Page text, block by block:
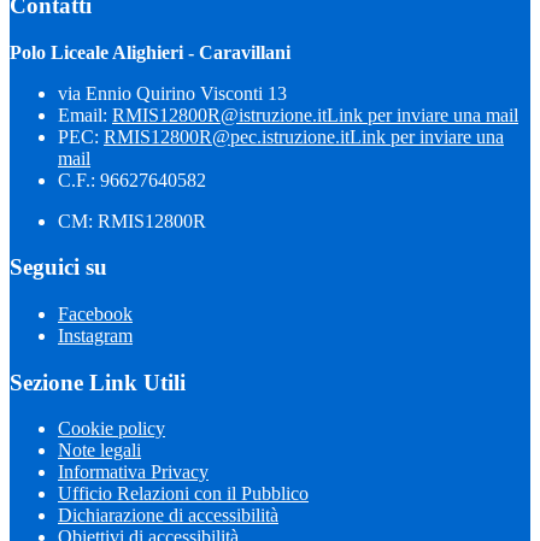
Contatti
Polo Liceale Alighieri - Caravillani
via Ennio Quirino Visconti 13
Email: RMIS12800R@istruzione.itLink per inviare una mail
PEC: RMIS12800R@pec.istruzione.itLink per inviare una
mail
C.F.: 96627640582
CM: RMIS12800R
Seguici su
Facebook
Instagram
Sezione Link Utili
Cookie policy
Note legali
Informativa Privacy
Ufficio Relazioni con il Pubblico
Dichiarazione di accessibilità